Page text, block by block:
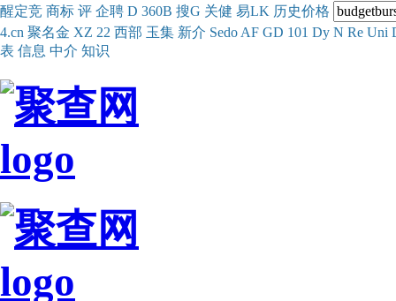
醒定竞 商标 评 企聘 D 360B 搜G 关健 易LK 历史价格
4.cn 聚名金 XZ 22 西部 玉集 新介 Sedo AF GD 101 Dy N Re Uni
表 信息 中介 知识